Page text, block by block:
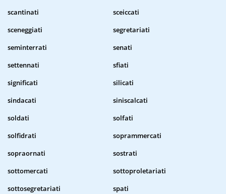
scantinati
sceiccati
sceneggiati
segretariati
seminterrati
senati
settennati
sfiati
significati
silicati
sindacati
siniscalcati
soldati
solfati
solfidrati
soprammercati
sopraornati
sostrati
sottomercati
sottoproletariati
sottosegretariati
spati